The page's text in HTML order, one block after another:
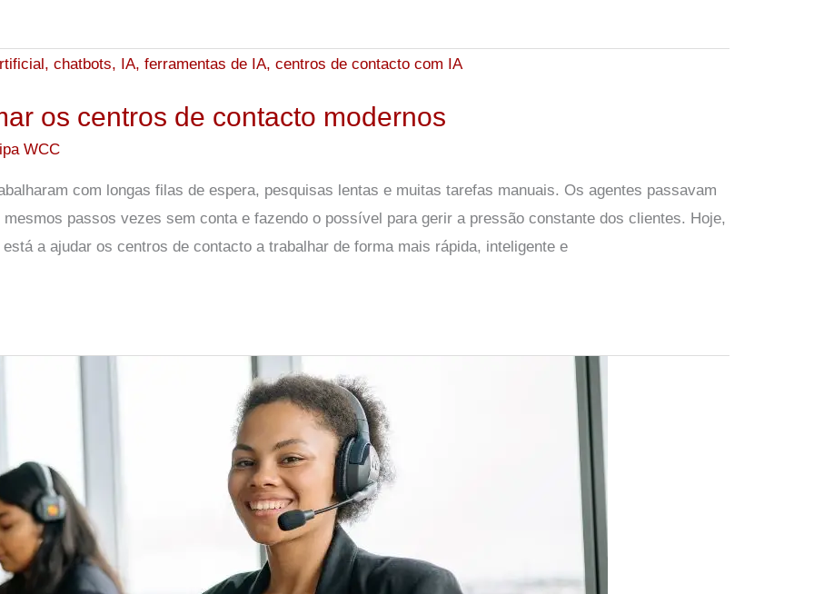
os centros de contacto modernos
WCC
com longas filas de espera, pesquisas lentas e muitas tarefas manuais. Os agentes passavam
passos vezes sem conta e fazendo o possível para gerir a pressão constante dos clientes. Hoje,
a ajudar os centros de contacto a trabalhar de forma mais rápida, inteligente e